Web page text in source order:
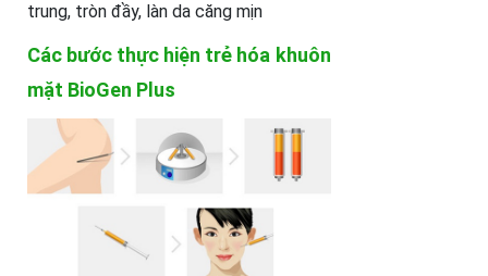
trung, tròn đầy, làn da căng mịn
Các bước thực hiện trẻ hóa khuôn
mặt BioGen Plus